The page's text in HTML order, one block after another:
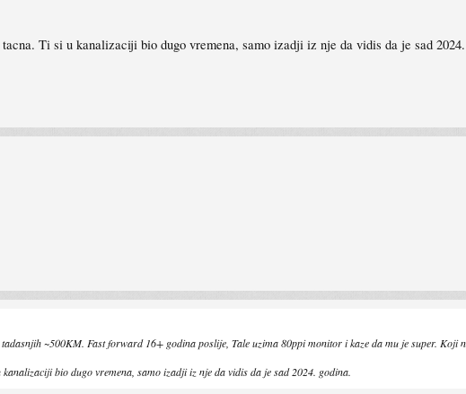
Ti si u kanalizaciji bio dugo vremena, samo izadji iz nje da vidis da je sad
~500KM. Fast forward 16+ godina poslije, Tale uzima 80ppi monitor i kaze da mu je super. Koji
bio dugo vremena, samo izadji iz nje da vidis da je sad 2024. godina.